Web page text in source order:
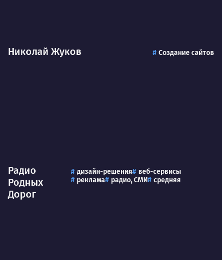
Николай Жуков Создание сайтов
Радио
Родных
Дорог
дизайн-решения
веб-сервисы
реклама
радио, СМИ средняя